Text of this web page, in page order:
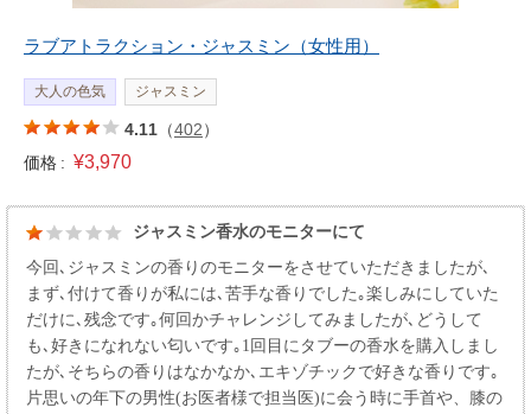
ラブアトラクション・ジャスミン（女性用）
大人の色気 ジャスミン
4.11 （402）
価格 : ¥3,970
ジャスミン香水のモニターにて
今回､ジャスミンの香りのモニターをさせていただきましたが､
まず､付けて香りが私には､苦手な香りでした｡楽しみにしていた
だけに､残念です｡何回かチャレンジしてみましたが､どうして
も､好きになれない匂いです｡1回目にタブーの香水を購入しまし
たが､そちらの香りはなかなか､エキゾチックで好きな香りです｡
片思いの年下の男性(お医者様で担当医)に会う時に手首や、膝の